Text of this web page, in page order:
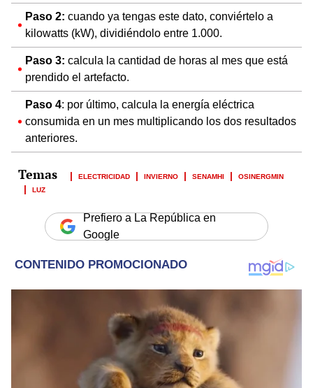
Paso 2: cuando ya tengas este dato, conviértelo a
kilowatts (kW), dividiéndolo entre 1.000.
Paso 3: calcula la cantidad de horas al mes que está
prendido el artefacto.
Paso 4: por último, calcula la energía eléctrica
consumida en un mes multiplicando los dos resultados
anteriores.
ELECTRICIDAD INVIERNO SENAMHI
OSINERGMIN
LUZ
Prefiero a La República en
Google